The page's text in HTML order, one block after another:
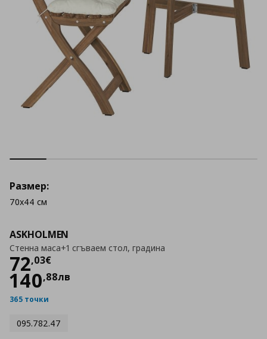
ASKHOLMEN
Стенна маса+1 сгъваем стол, градина
72,03€
Цена
140,88лв
365 точки
095.782.47
Размер:
70x44 см